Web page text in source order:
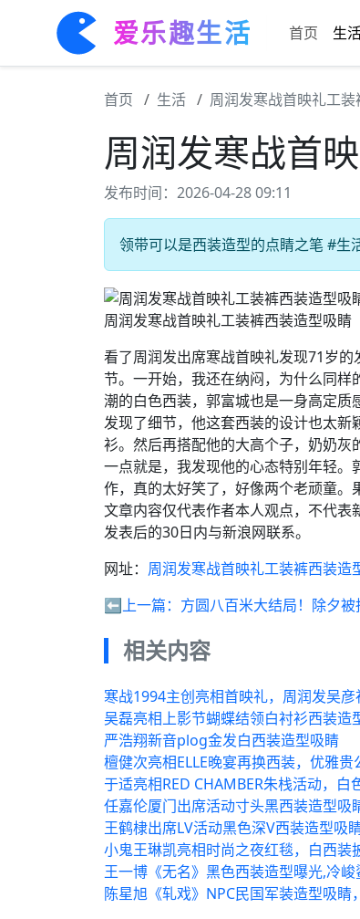
爱乐趣生活 首页 生
首页 生活 周润发寒战首映礼工
周润发寒战首
发布时间：2026-04-28 09:11
领带可以是西装造型的点睛之笔 #
周润发寒战首映礼工装裤西装造型吸睛
看了周润发出席寒战首映礼发现71岁
节。​一开始，我还在纳闷，为什么同
潮的白色西装，郭富城也是一身高定
发现了细节，他这套西装的设计也太
衫。然后再搭配他的大高个子，奶奶
一点就是，我发现他的心态特别年轻
作，真的太好笑了，好像两个老顽童
文章内容仅代表作者本人观点，不代
发表后的30日内与新浪网联系。
网址： 周润发寒战首映礼工装裤西装造
⬅️上一篇： 方圆八百米大结局！除夕被
相关内容
寒战1994主创亮相首映礼，周润发吴彦
吴磊亮相上影节蝴蝶结领白衬衫西装造
严浩翔新音plog金发白西装造型吸睛
檀健次亮相ELLE晚宴再换西装，优雅
于适亮相RED CHAMBER朱栈活动，
任嘉伦厦门出席活动寸头黑西装造型吸
王鹤棣出席LV活动黑色深V西装造型吸
小鬼王琳凯亮相时尚之夜红毯，白西装
王一博《无名》黑色西装造型曝光,冷
陈星旭《轧戏》NPC民国军装造型吸睛